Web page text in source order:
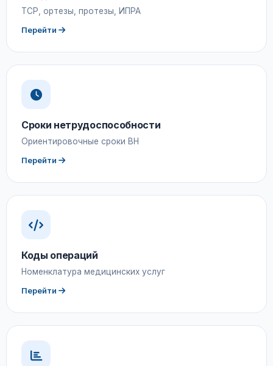
ТСР, ортезы, протезы, ИПРА
Перейти
Сроки нетрудоспособности
Ориентировочные сроки ВН
Перейти
Коды операций
Номенклатура медицинских услуг
Перейти